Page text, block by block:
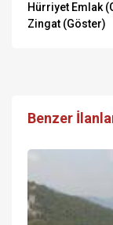
Hürriyet Emlak
Zingat (Göster)
Benzer